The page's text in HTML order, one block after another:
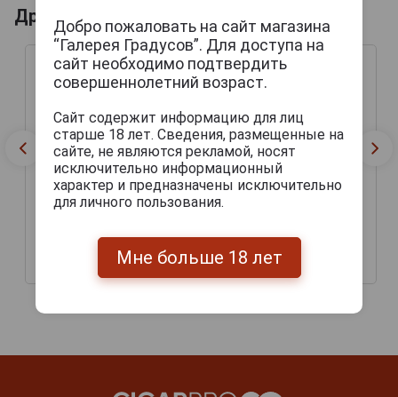
Другие продукты бренда DARGETT
Даргетт Пильзнер 0.33л
225 руб.
Даргетт Стаут 0.33л
225 руб.
Добро пожаловать на сайт магазина
“Галерея Градусов”. Для доступа на
сайт необходимо подтвердить
совершеннолетний возраст.
Сайт содержит информацию для лиц
старше 18 лет. Сведения, размещенные на
сайте, не являются рекламой, носят
исключительно информационный
характер и предназначены исключительно
для личного пользования.
Мне больше 18 лет